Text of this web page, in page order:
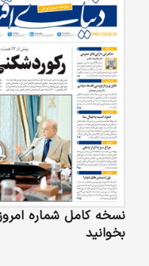
نسخه کامل شماره امروز
بخوانید